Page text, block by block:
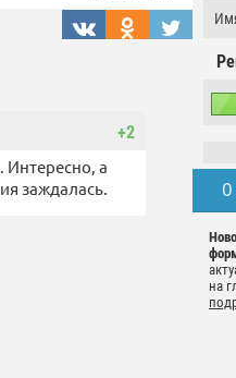
О
на
+2
Интересно, а
заждалась.